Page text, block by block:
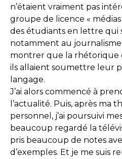
n’étaient vraiment pas
groupe de licence «
des étudiants en lettre qui
notamment au
montrer que la rhétorique
ils allaient soumettre leur
langage.
J’ai alors commencé à
l’actualité. Puis, après ma
personnel, j’ai poursuivi
beaucoup regardé la
pris beaucoup de notes
d’exemples. Et je me suis